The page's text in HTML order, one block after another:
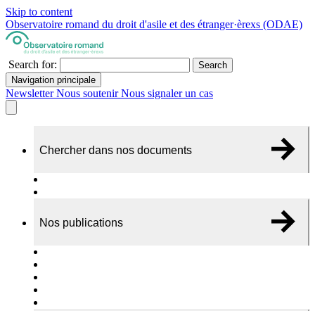
Skip to content
Observatoire romand du droit d'asile et des étranger·èrexs (ODAE)
Search for:
Search
Navigation principale
NewsletterNous soutenirNous signaler un cas
Chercher dans nos documents
Nos publications